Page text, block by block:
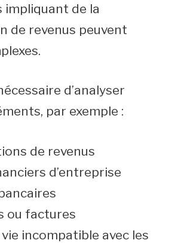
impliquant de la
de revenus peuvent
d’analyser
par exemple :
de revenus
d’entreprise
ou factures
incompatible avec les